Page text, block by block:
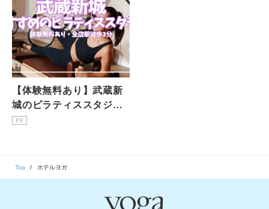
【体験無料あり】武蔵新
城のピラティススタジオ7
選｜初心者・女性専用を
PR
Top ホテルヨガ